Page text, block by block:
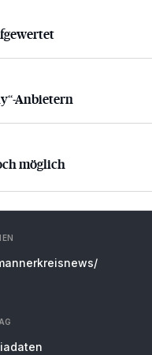
Anbietern
Anbietern
möglich
möglich